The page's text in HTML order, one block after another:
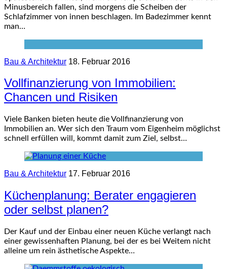
Minusbereich fallen, sind morgens die Scheiben der
Schlafzimmer von innen beschlagen. Im Badezimmer kennt
man…
Bau & Architektur 18. Februar 2016
Vollfinanzierung von Immobilien:
Chancen und Risiken
Viele Banken bieten heute die Vollfinanzierung von
Immobilien an. Wer sich den Traum vom Eigenheim möglichst
schnell erfüllen will, kommt damit zum Ziel, selbst…
Bau & Architektur 17. Februar 2016
Küchenplanung: Berater engagieren
oder selbst planen?
Der Kauf und der Einbau einer neuen Küche verlangt nach
einer gewissenhaften Planung, bei der es bei Weitem nicht
alleine um rein ästhetische Aspekte…